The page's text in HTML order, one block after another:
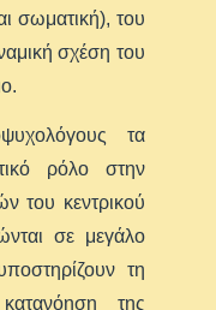
σωματική), του
σχέση του
τα
ρόλο στην
του κεντρικού
σε μεγάλο
τη
της